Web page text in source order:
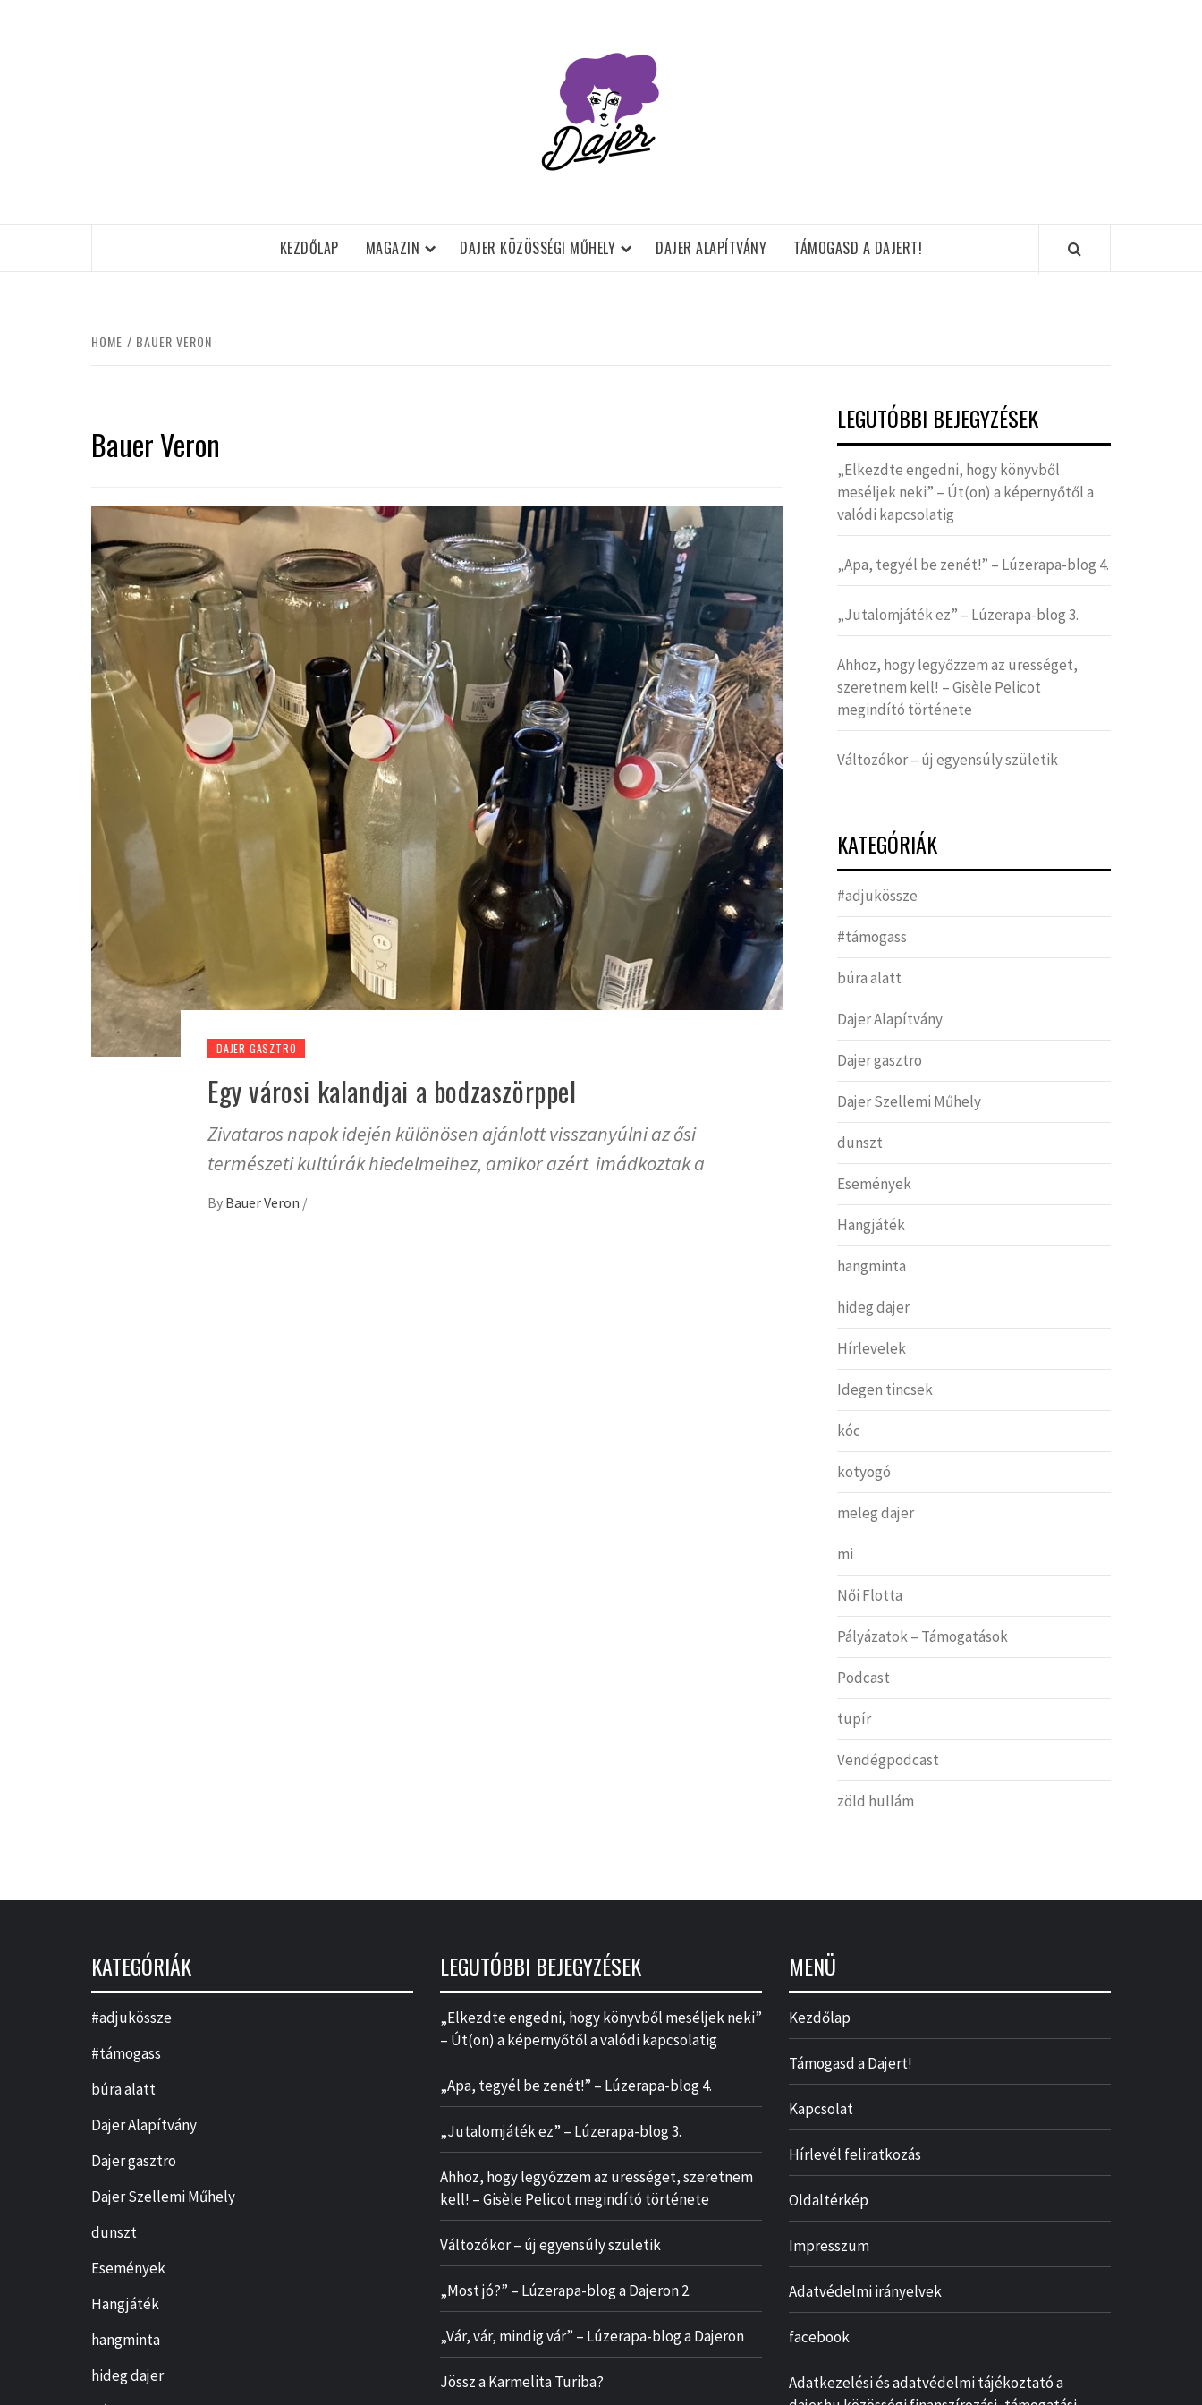
KEZDŐLAP MAGAZIN DAJER KÖZÖSSÉGI MŰHELY DAJER ALAPÍTVÁNY TÁMOGASD A DAJERT!
HOME BAUER VERON
Bauer Veron
DAJER GASZTRO
Egy városi kalandjai a bodzaszörppel
Zivataros napok idején különösen ajánlott visszanyúlni az ősi
természeti kultúrák hiedelmeihez, amikor azért imádkoztak a
By Bauer Veron /
LEGUTÓBBI BEJEGYZÉSEK
„Elkezdte engedni, hogy könyvből
meséljek neki” – Út(on) a képernyőtől a
valódi kapcsolatig
„Apa, tegyél be zenét!” – Lúzerapa-blog 4.
„Jutalomjáték ez” – Lúzerapa-blog 3.
Ahhoz, hogy legyőzzem az ürességet,
szeretnem kell! – Gisèle Pelicot
megindító története
Változókor – új egyensúly születik
KATEGÓRIÁK
#adjukössze
#támogass
búra alatt
Dajer Alapítvány
Dajer gasztro
Dajer Szellemi Műhely
dunszt
Események
Hangjáték
hangminta
hideg dajer
Hírlevelek
Idegen tincsek
kóc
kotyogó
meleg dajer
mi
Női Flotta
Pályázatok – Támogatások
Podcast
tupír
Vendégpodcast
zöld hullám
KATEGÓRIÁK
#adjukössze
#támogass
búra alatt
Dajer Alapítvány
Dajer gasztro
Dajer Szellemi Műhely
dunszt
Események
Hangjáték
hangminta
hideg dajer
LEGUTÓBBI BEJEGYZÉSEK
„Elkezdte engedni, hogy könyvből meséljek neki”
– Út(on) a képernyőtől a valódi kapcsolatig
„Apa, tegyél be zenét!” – Lúzerapa-blog 4.
„Jutalomjáték ez” – Lúzerapa-blog 3.
Ahhoz, hogy legyőzzem az ürességet, szeretnem
kell! – Gisèle Pelicot megindító története
Változókor – új egyensúly születik
„Most jó?” – Lúzerapa-blog a Dajeron 2.
„Vár, vár, mindig vár” – Lúzerapa-blog a Dajeron
Jössz a Karmelita Turiba?
MENÜ
Kezdőlap
Támogasd a Dajert!
Kapcsolat
Hírlevél feliratkozás
Oldaltérkép
Impresszum
Adatvédelmi irányelvek
facebook
Adatkezelési és adatvédelmi tájékoztató a